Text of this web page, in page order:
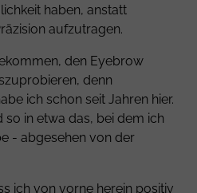
haben, anstatt
aufzutragen.
den Eyebrow
denn
ich schon seit Jahren hier.
so in etwa das, bei dem ich
- abgesehen von der
ich von vorne herein positiv